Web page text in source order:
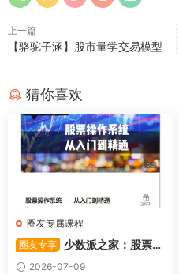
上一篇
【骆驼子涵】股市量学交易模型
猜你喜欢
圈友专属课程
圈友专享
少数派之家：股票操
作系统—从入门到精通
2026-07-09